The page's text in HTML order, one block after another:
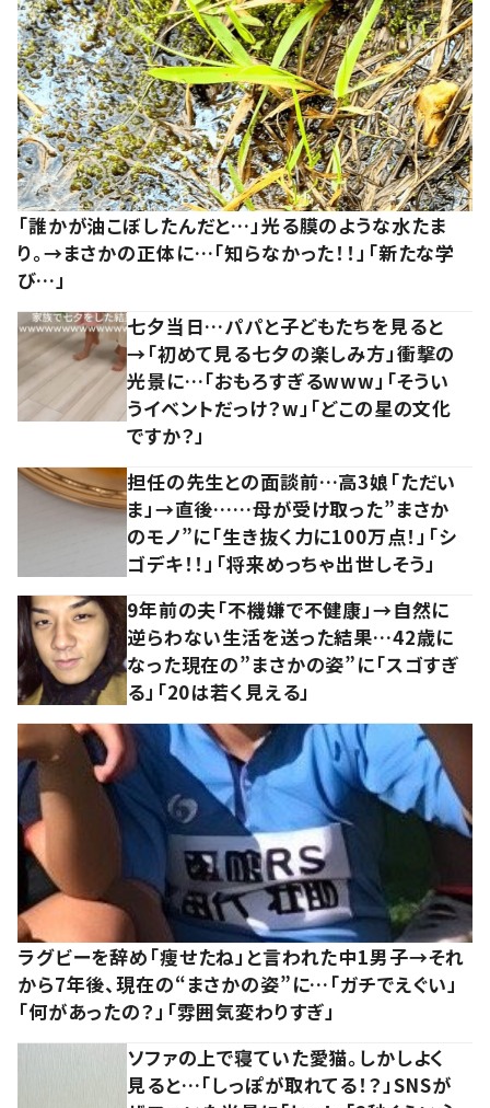
「誰かが油こぼしたんだと…」光る膜のような水たま
り。→まさかの正体に…「知らなかった！！」「新たな学
び…」
七夕当日…パパと子どもたちを見ると
→「初めて見る七夕の楽しみ方」衝撃の
光景に…「おもろすぎるwww」「そうい
うイベントだっけ？w」「どこの星の文化
ですか？」
担任の先生との面談前…高3娘「ただい
ま」→直後……母が受け取った”まさか
のモノ”に「生き抜く力に100万点！」「シ
ゴデキ！！」「将来めっちゃ出世しそう」
9年前の夫「不機嫌で不健康」→自然に
逆らわない生活を送った結果…42歳に
なった現在の”まさかの姿”に「スゴすぎ
る」「20は若く見える」
ラグビーを辞め「痩せたね」と言われた中1男子→それ
から7年後、現在の“まさかの姿”に…「ガチでえぐい」
「何があったの？」「雰囲気変わりすぎ」
ソファの上で寝ていた愛猫。しかしよく
見ると…「しっぽが取れてる！？」SNSが